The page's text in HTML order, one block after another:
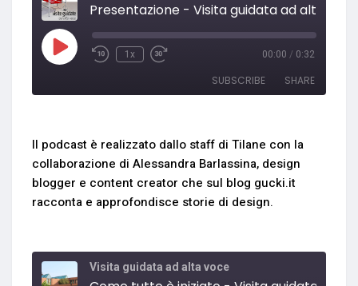
Presentazione - Visita guidata ad alta voce
1x 00:00 / 0:32
SUBSCRIBE SHARE
RSS FEED
LINK
EMBED
Il podcast è realizzato dallo staff di Tilane con la
collaborazione di Alessandra Barlassina, design
blogger e content creator che sul blog gucki.it
racconta e approfondisce storie di design.
Visita guidata ad alta voce